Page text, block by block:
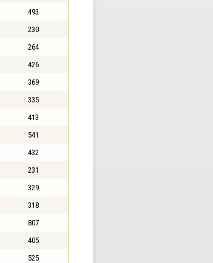
493
230
264
426
369
335
413
541
432
231
329
318
807
405
525